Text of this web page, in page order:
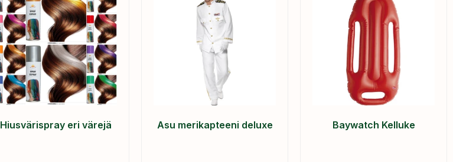
Hiusvärispray eri värejä Asu merikapteeni deluxe Baywatch Kelluke